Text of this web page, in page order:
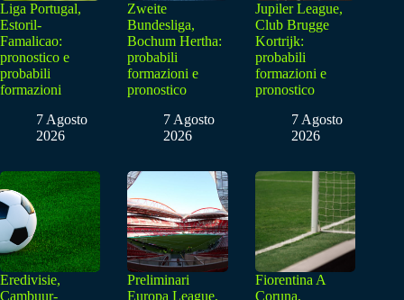
Liga Portugal,
Estoril-
Famalicao:
pronostico e
probabili
formazioni
7 Agosto
2026
Zweite
Bundesliga,
Bochum Hertha:
probabili
formazioni e
pronostico
7 Agosto
2026
Jupiler League,
Club Brugge
Kortrijk:
probabili
formazioni e
pronostico
7 Agosto
2026
Eredivisie,
Cambuur-
Preliminari
Europa League,
Fiorentina A
Coruna,